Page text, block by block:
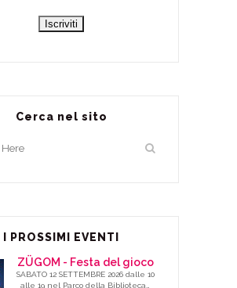
Cerca nel sito
I PROSSIMI EVENTI
ZÜGOM - Festa del gioco
SABATO 12 SETTEMBRE 2026 dalle 10
alle 19 nel Parco della Biblioteca…